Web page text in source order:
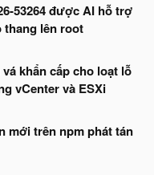
53264 được AI hỗ trợ
thang lên root
khẩn cấp cho loạt lỗ
vCenter và ESXi
mới trên npm phát tán